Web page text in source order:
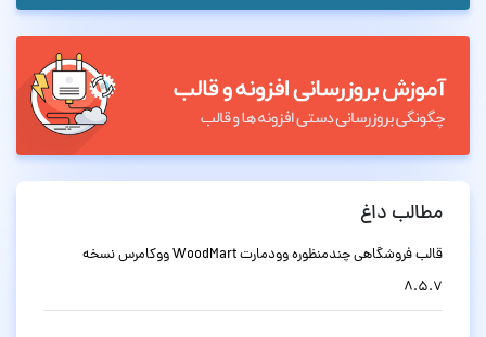
مطالب داغ
قالب فروشگاهی چندمنظوره وودمارت WoodMart ووکامرس نسخه
8.5.7